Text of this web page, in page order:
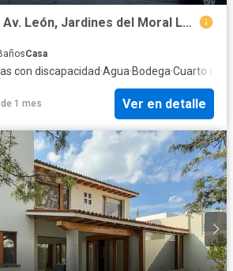
Casa en renta en Av. León, Jardines del Moral León Gto, ideal para oficinas y consultorios.
Casa
con discapacidad·Agua·Bodega·Cuarto de
1 mes Ver en detalle